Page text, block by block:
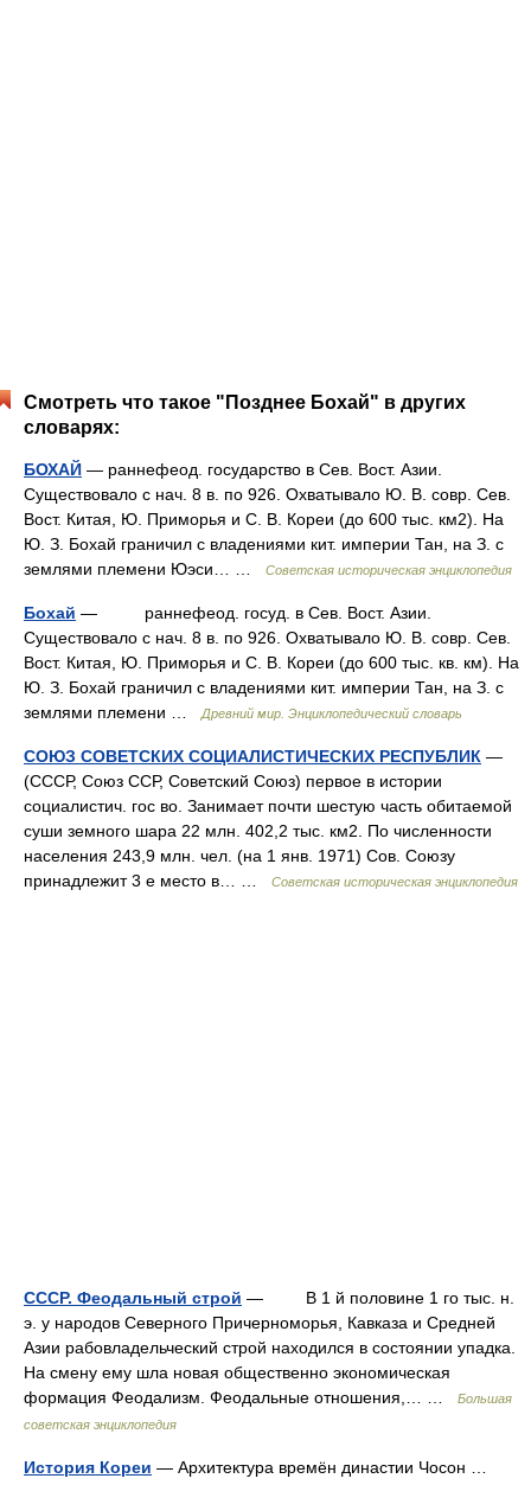
Смотреть что такое "Позднее Бохай" в других
словарях:
БОХАЙ — раннефеод. государство в Сев. Вост. Азии.
Существовало с нач. 8 в. по 926. Охватывало Ю. В. совр. Сев.
Вост. Китая, Ю. Приморья и С. В. Кореи (до 600 тыс. км2). На
Ю. З. Бохай граничил с владениями кит. империи Тан, на З. с
землями племени Юэси… …
Советская историческая энциклопедия
Бохай — раннефеод. госуд. в Сев. Вост. Азии.
Существовало с нач. 8 в. по 926. Охватывало Ю. В. совр. Сев.
Вост. Китая, Ю. Приморья и С. В. Кореи (до 600 тыс. кв. км). На
Ю. З. Бохай граничил с владениями кит. империи Тан, на З. с
землями племени …
Древний мир. Энциклопедический словарь
СОЮЗ СОВЕТСКИХ СОЦИАЛИСТИЧЕСКИХ РЕСПУБЛИК —
(СССР, Союз ССР, Советский Союз) первое в истории
социалистич. гос во. Занимает почти шестую часть обитаемой
суши земного шара 22 млн. 402,2 тыс. км2. По численности
населения 243,9 млн. чел. (на 1 янв. 1971) Сов. Союзу
принадлежит 3 е место в… …
Советская историческая энциклопедия
СССР. Феодальный строй — В 1 й половине 1 го тыс. н.
э. у народов Северного Причерноморья, Кавказа и Средней
Азии рабовладельческий строй находился в состоянии упадка.
На смену ему шла новая общественно экономическая
формация Феодализм. Феодальные отношения,… …
Большая
советская энциклопедия
История Кореи — Архитектура времён династии Чосон …